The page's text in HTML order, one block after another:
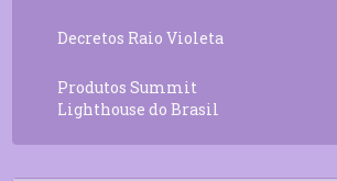
Decretos Raio Violeta
Produtos Summit
Lighthouse do Brasil